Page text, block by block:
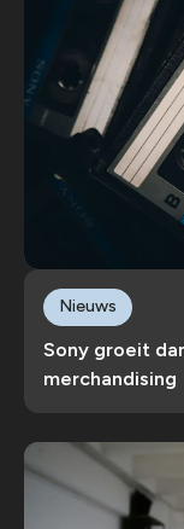
Sony groeit
merchandising
Nieuws